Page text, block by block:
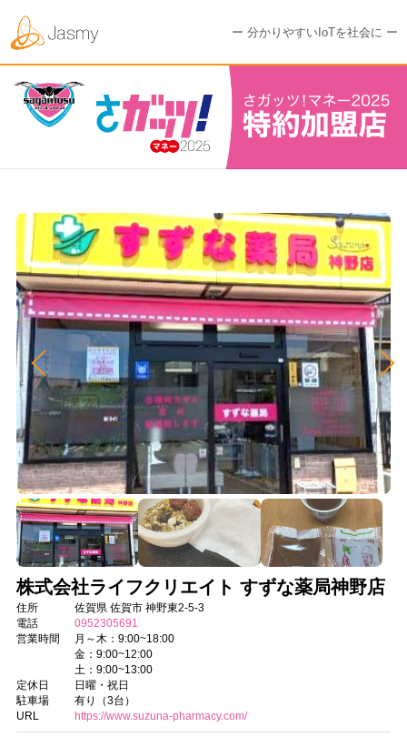
ー 分かりやすいIoTを社会に ー
株式会社ライフクリエイト すずな薬局神野店
住所
佐賀県 佐賀市 神野東2-5-3
電話
0952305691
営業時間
月～木：9:00~18:00
金：9:00~12:00
土：9:00~13:00
定休日
日曜・祝日
駐車場
有り（3台）
URL
https://www.suzuna-pharmacy.com/